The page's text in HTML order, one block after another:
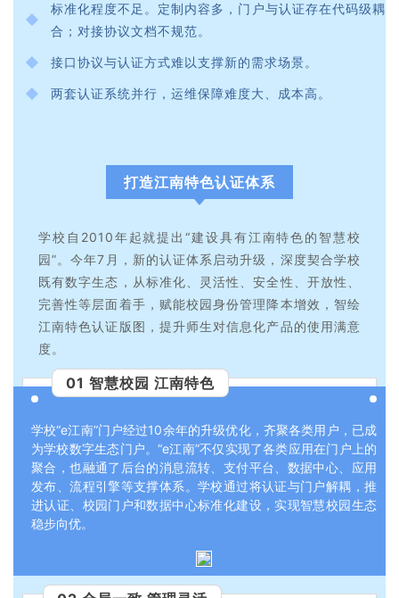
标准化程度不足。定制内容多，门户与认证存在代码级耦
合；对接协议文档不规范。
接口协议与认证方式难以支撑新的需求场景。
两套认证系统并行，运维保障难度大、成本高。
打造江南特色认证体系
学校自2010年起就提出“建设具有江南特色的智慧校
园”。今年7月，新的认证体系启动升级，深度契合学校
既有数字生态，从标准化、灵活性、安全性、开放性、
完善性等层面着手，赋能校园身份管理降本增效，智绘
江南特色认证版图，提升师生对信息化产品的使用满意
度。
01 智慧校园 江南特色
学校“e江南”门户经过10余年的升级优化，齐聚各类用户，已成
为学校数字生态门户。“e江南”不仅实现了各类应用在门户上的
聚合，也融通了后台的消息流转、支付平台、数据中心、应用
发布、流程引擎等支撑体系。学校通过将认证与门户解耦，推
进认证、校园门户和数据中心标准化建设，实现智慧校园生态
稳步向优。